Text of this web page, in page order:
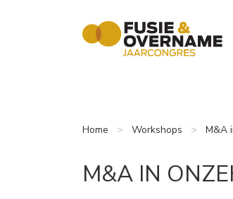
Home Workshops M&A
M&A IN